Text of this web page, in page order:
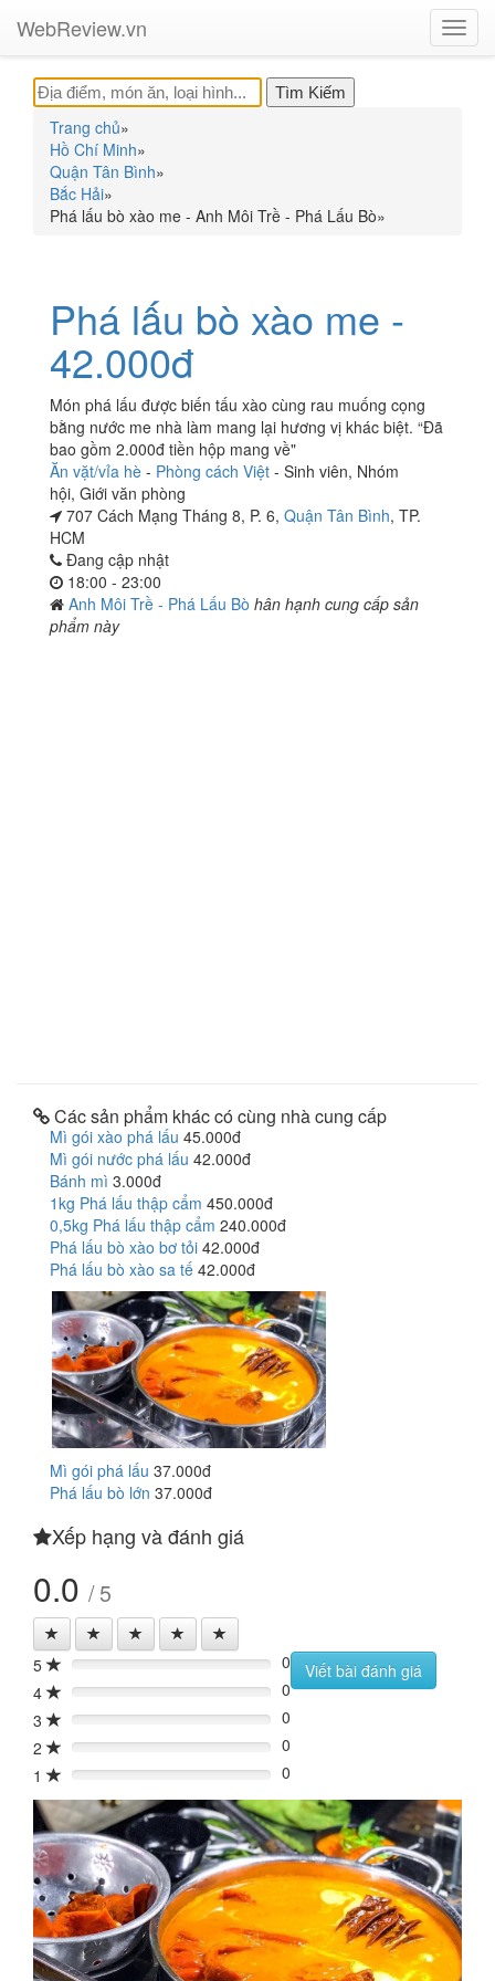
WebReview.vn
Trang chủ»
Hồ Chí Minh»
Quận Tân Bình»
Bắc Hải»
Phá lấu bò xào me - Anh Môi Trề - Phá Lấu Bò»
Phá lấu bò xào me -
42.000đ
Món phá lấu được biến tấu xào cùng rau muống cọng
bằng nước me nhà làm mang lại hương vị khác biệt. “Đã
bao gồm 2.000đ tiền hộp mang về"
Ăn vặt/vỉa hè - Phòng cách Việt - Sinh viên, Nhóm
hội, Giới văn phòng
707 Cách Mạng Tháng 8, P. 6, Quận Tân Bình, TP.
HCM
Đang cập nhật
18:00 - 23:00
Anh Môi Trề - Phá Lấu Bò hân hạnh cung cấp sản
phẩm này
Các sản phẩm khác có cùng nhà cung cấp
Mì gói xào phá lấu 45.000đ
Mì gói nước phá lấu 42.000đ
Bánh mì 3.000đ
1kg Phá lấu thập cẩm 450.000đ
0,5kg Phá lấu thập cẩm 240.000đ
Phá lấu bò xào bơ tỏi 42.000đ
Phá lấu bò xào sa tế 42.000đ
Mì gói phá lấu 37.000đ
Phá lấu bò lớn 37.000đ
Xếp hạng và đánh giá
0.0 / 5
5 0%
0
4
0%
0
3
0%
0
2
0%
0
1
0% 0
Viết bài đánh giá